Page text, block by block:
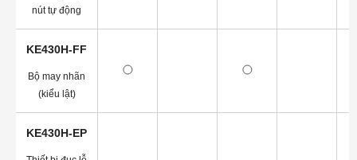
nút tự động
KE430H-FF
Bộ may nhãn
(kiểu lật)
KE430H-EP